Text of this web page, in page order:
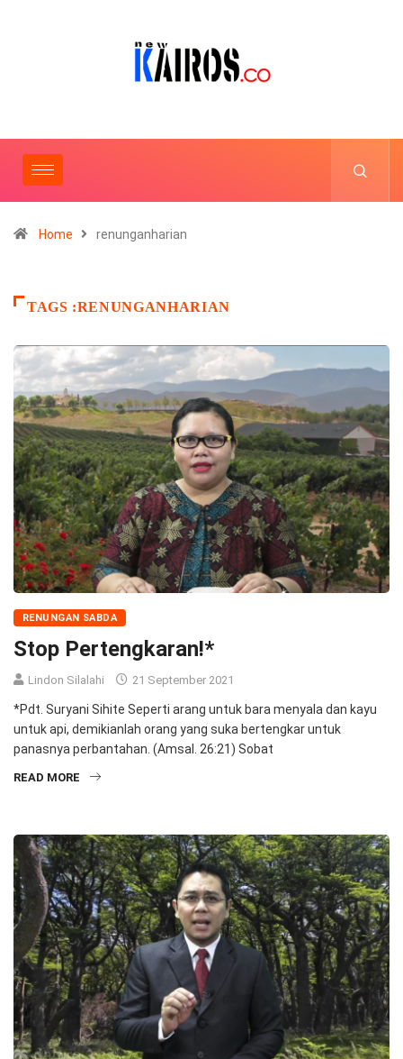
Home renunganharian
TAGS :RENUNGANHARIAN
RENUNGAN SABDA
Stop Pertengkaran!*
Lindon Silalahi 21 September 2021
*Pdt. Suryani Sihite Seperti arang untuk bara menyala dan kayu
untuk api, demikianlah orang yang suka bertengkar untuk
panasnya perbantahan. (Amsal. 26:21) Sobat
READ MORE